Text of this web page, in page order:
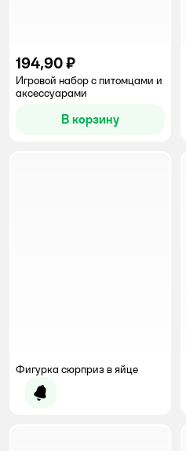
194,90 ₽
Игровой набор с питомцами и
аксессуарами
В корзину
Фигурка сюрприз в яйце
Уведомить о появлении